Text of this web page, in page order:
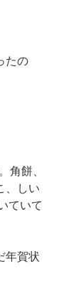
たの
角餅、
、しい
ていて
年賀状